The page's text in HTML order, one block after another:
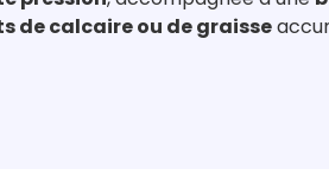
de calcaire ou de graisse